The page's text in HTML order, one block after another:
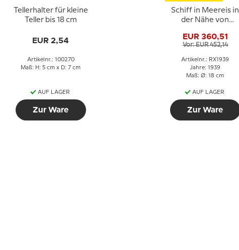
Tellerhalter für kleine
Teller bis 18 cm
EUR 2,54
Artikelnr.: 100270
Maß: H: 5 cm x D: 7 cm
AUF LAGER
Zur Ware
Schiff in Meereis in
der Nähe von
Copenhagen
Weihnachtsteller
EUR 360,51
Vor: EUR 452,14
Artikelnr.: RX1939
Jahre: 1939
Maß: Ø: 18 cm
AUF LAGER
Zur Ware